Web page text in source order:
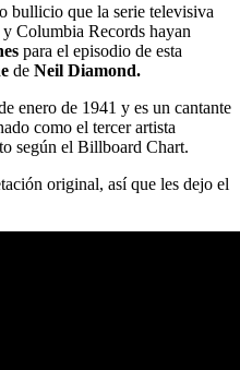
bullicio que la serie televisiva
y Columbia Records hayan
para el episodio de esta
de Neil Diamond.
enero de 1941 y es un cantante
como el tercer artista
según el Billboard Chart.
original, así que les dejo el